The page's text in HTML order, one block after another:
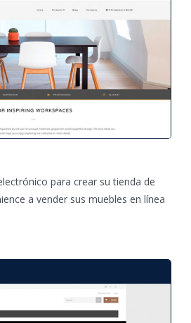
para crear su tienda de
a vender sus muebles en línea